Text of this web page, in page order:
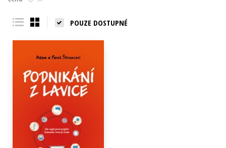
Young adult (SK)
POUZE DOSTUPNÉ